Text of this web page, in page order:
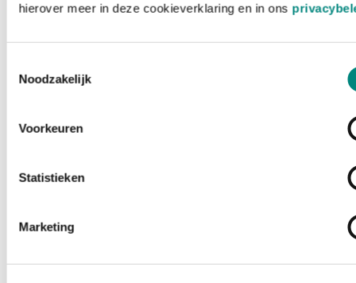
hierover meer in deze cookieverklaring en in ons
Noodzakelijk
Voorkeuren
Statistieken
Marketing